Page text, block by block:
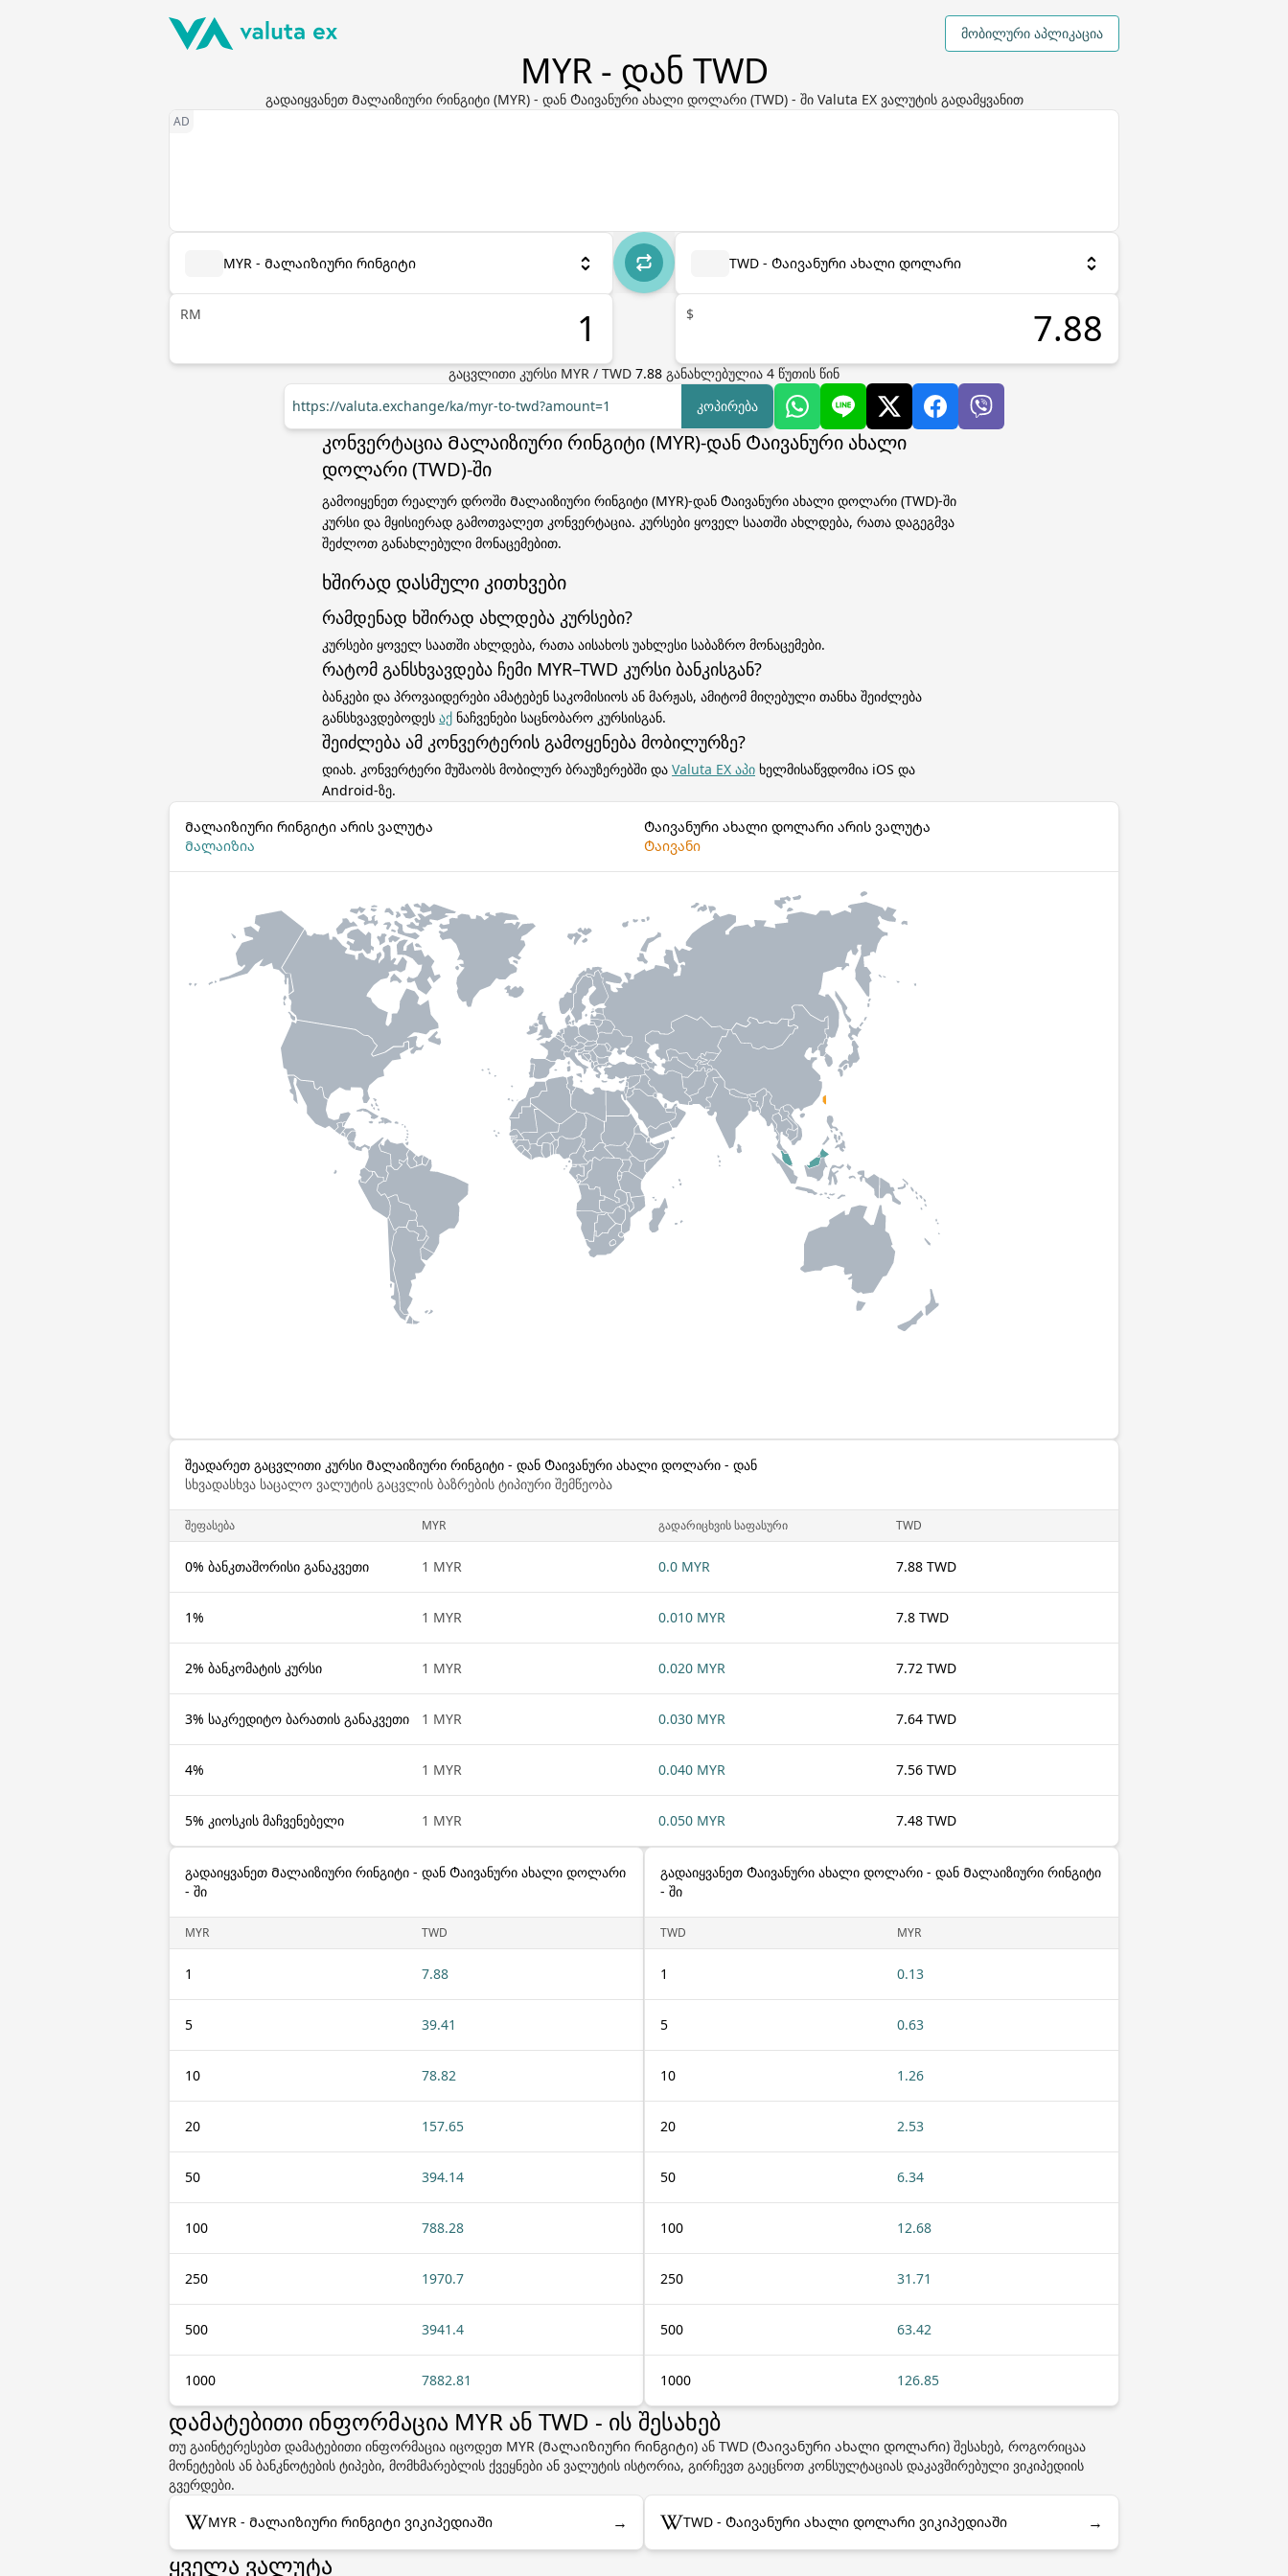
მობილური აპლიკაცია
MYR - დან TWD
გადაიყვანეთ Მალაიზიური რინგიტი (MYR) - დან Ტაივანური ახალი დოლარი (TWD) - ში Valuta EX ვალუტის გადამყვანით
MYR - Მალაიზიური რინგიტი
RM
TWD - Ტაივანური ახალი დოლარი
$
გაცვლითი კურსი MYR / TWD 7.88 განახლებულია 4 წუთის წინ
https://valuta.exchange/ka/myr-to-twd?amount=1
კოპირება
კონვერტაცია Მალაიზიური რინგიტი (MYR)-დან Ტაივანური ახალი
დოლარი (TWD)-ში
გამოიყენეთ რეალურ დროში Მალაიზიური რინგიტი (MYR)-დან Ტაივანური ახალი დოლარი (TWD)-ში
კურსი და მყისიერად გამოთვალეთ კონვერტაცია. კურსები ყოველ საათში ახლდება, რათა დაგეგმვა
შეძლოთ განახლებული მონაცემებით.
ხშირად დასმული კითხვები
რამდენად ხშირად ახლდება კურსები?
კურსები ყოველ საათში ახლდება, რათა აისახოს უახლესი საბაზრო მონაცემები.
რატომ განსხვავდება ჩემი MYR–TWD კურსი ბანკისგან?
ბანკები და პროვაიდერები ამატებენ საკომისიოს ან მარჟას, ამიტომ მიღებული თანხა შეიძლება
განსხვავდებოდეს აქ ნაჩვენები საცნობარო კურსისგან.
შეიძლება ამ კონვერტერის გამოყენება მობილურზე?
დიახ. კონვერტერი მუშაობს მობილურ ბრაუზერებში და Valuta EX აპი ხელმისაწვდომია iOS და
Android-ზე.
Მალაიზიური რინგიტი არის ვალუტა
Მალაიზია
Ტაივანური ახალი დოლარი არის ვალუტა
Ტაივანი
შეადარეთ გაცვლითი კურსი Მალაიზიური რინგიტი - დან Ტაივანური ახალი დოლარი - დან
სხვადასხვა საცალო ვალუტის გაცვლის ბაზრების ტიპიური შემწეობა
შეფასება MYR გადარიცხვის საფასური TWD
0% ბანკთაშორისი განაკვეთი 1 MYR 0.0 MYR 7.88 TWD
1% 1 MYR 0.010 MYR 7.8 TWD
2% ბანკომატის კურსი 1 MYR 0.020 MYR 7.72 TWD
3% საკრედიტო ბარათის განაკვეთი 1 MYR 0.030 MYR 7.64 TWD
4% 1 MYR 0.040 MYR 7.56 TWD
5% კიოსკის მაჩვენებელი 1 MYR 0.050 MYR 7.48 TWD
გადაიყვანეთ Მალაიზიური რინგიტი - დან Ტაივანური ახალი დოლარი
- ში
MYR TWD
1 7.88
5 39.41
10 78.82
20 157.65
50 394.14
100 788.28
250 1970.7
500 3941.4
1000 7882.81
გადაიყვანეთ Ტაივანური ახალი დოლარი - დან Მალაიზიური რინგიტი
- ში
TWD MYR
1 0.13
5 0.63
10 1.26
20 2.53
50 6.34
100 12.68
250 31.71
500 63.42
1000 126.85
დამატებითი ინფორმაცია MYR ან TWD - ის შესახებ
თუ გაინტერესებთ დამატებითი ინფორმაცია იცოდეთ MYR (Მალაიზიური რინგიტი) ან TWD (Ტაივანური ახალი დოლარი) შესახებ, როგორიცაა
მონეტების ან ბანკნოტების ტიპები, მომხმარებლის ქვეყნები ან ვალუტის ისტორია, გირჩევთ გაეცნოთ კონსულტაციას დაკავშირებული ვიკიპედიის
გვერდები.
MYR - Მალაიზიური რინგიტი ვიკიპედიაში → TWD - Ტაივანური ახალი დოლარი ვიკიპედიაში →
ყველა ვალუტა